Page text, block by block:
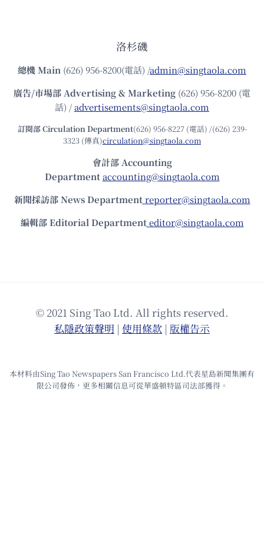
洛杉磯
總機Main (626) 956-8200(電話) /admin@singtaola.com
廣告/市場部Advertising & Marketing (626) 956-8200 (電
話) /advertisements@singtaola.com
訂閱部 Circulation Department(626) 956-8227 (電話) /(626) 239-
3323 (傳真)circulation@singtaola.com
會計部 Accounting
Department accounting@singtaola.com
新聞採訪部 News Department reporter@singtaola.com
編輯部 Editorial Department editor@singtaola.com
© 2021 Sing Tao Ltd. All rights reserved.
私隱政策聲明 | 使⽤條款 | 版權告⽰
本材料由Sing Tao Newspapers San Francisco Ltd.代表星島新聞集團有
限公司發佈，更多相關信息可從華盛頓特區司法部獲得。